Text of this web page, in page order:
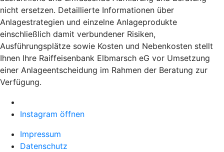
nicht ersetzen. Detaillierte Informationen über
Anlagestrategien und einzelne Anlageprodukte
einschließlich damit verbundener Risiken,
Ausführungsplätze sowie Kosten und Nebenkosten stellt
Ihnen Ihre Raiffeisenbank Elbmarsch eG vor Umsetzung
einer Anlageentscheidung im Rahmen der Beratung zur
Verfügung.
Instagram öffnen
Impressum
Datenschutz